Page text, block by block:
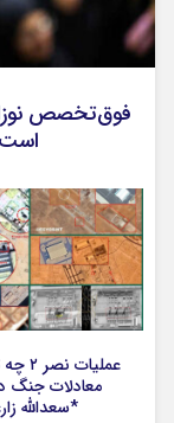
فوق‌تخصص
عملیات
معادلات جنگ
*سعدالله